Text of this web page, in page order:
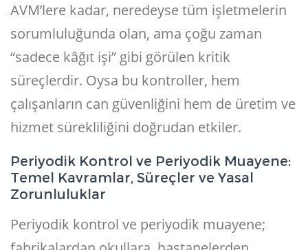
AVM’lere kadar, neredeyse tüm işletmelerin
sorumluluğunda olan, ama çoğu zaman
“sadece kâğıt işi” gibi görülen kritik
süreçlerdir. Oysa bu kontroller, hem
çalışanların can güvenliğini hem de üretim ve
hizmet sürekliliğini doğrudan etkiler.
Periyodik Kontrol ve Periyodik Muayene:
Temel Kavramlar, Süreçler ve Yasal
Zorunluluklar
Periyodik kontrol ve periyodik muayene;